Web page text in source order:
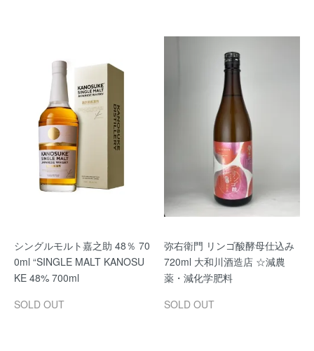
シングルモルト嘉之助 48％ 70
0ml “SINGLE MALT KANOSU
KE 48% 700ml
SOLD OUT
弥右衛門 リンゴ酸酵母仕込み
720ml 大和川酒造店 ☆減農
薬・減化学肥料
SOLD OUT